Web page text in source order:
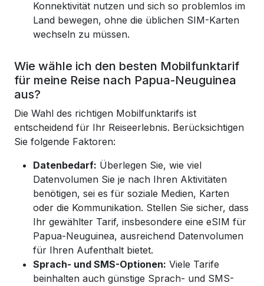
Konnektivität nutzen und sich so problemlos im
Land bewegen, ohne die üblichen SIM-Karten
wechseln zu müssen.
Wie wähle ich den besten Mobilfunktarif
für meine Reise nach Papua-Neuguinea
aus?
Die Wahl des richtigen Mobilfunktarifs ist
entscheidend für Ihr Reiseerlebnis. Berücksichtigen
Sie folgende Faktoren:
Datenbedarf: Überlegen Sie, wie viel
Datenvolumen Sie je nach Ihren Aktivitäten
benötigen, sei es für soziale Medien, Karten
oder die Kommunikation. Stellen Sie sicher, dass
Ihr gewählter Tarif, insbesondere eine eSIM für
Papua-Neuguinea, ausreichend Datenvolumen
für Ihren Aufenthalt bietet.
Sprach- und SMS-Optionen: Viele Tarife
beinhalten auch günstige Sprach- und SMS-